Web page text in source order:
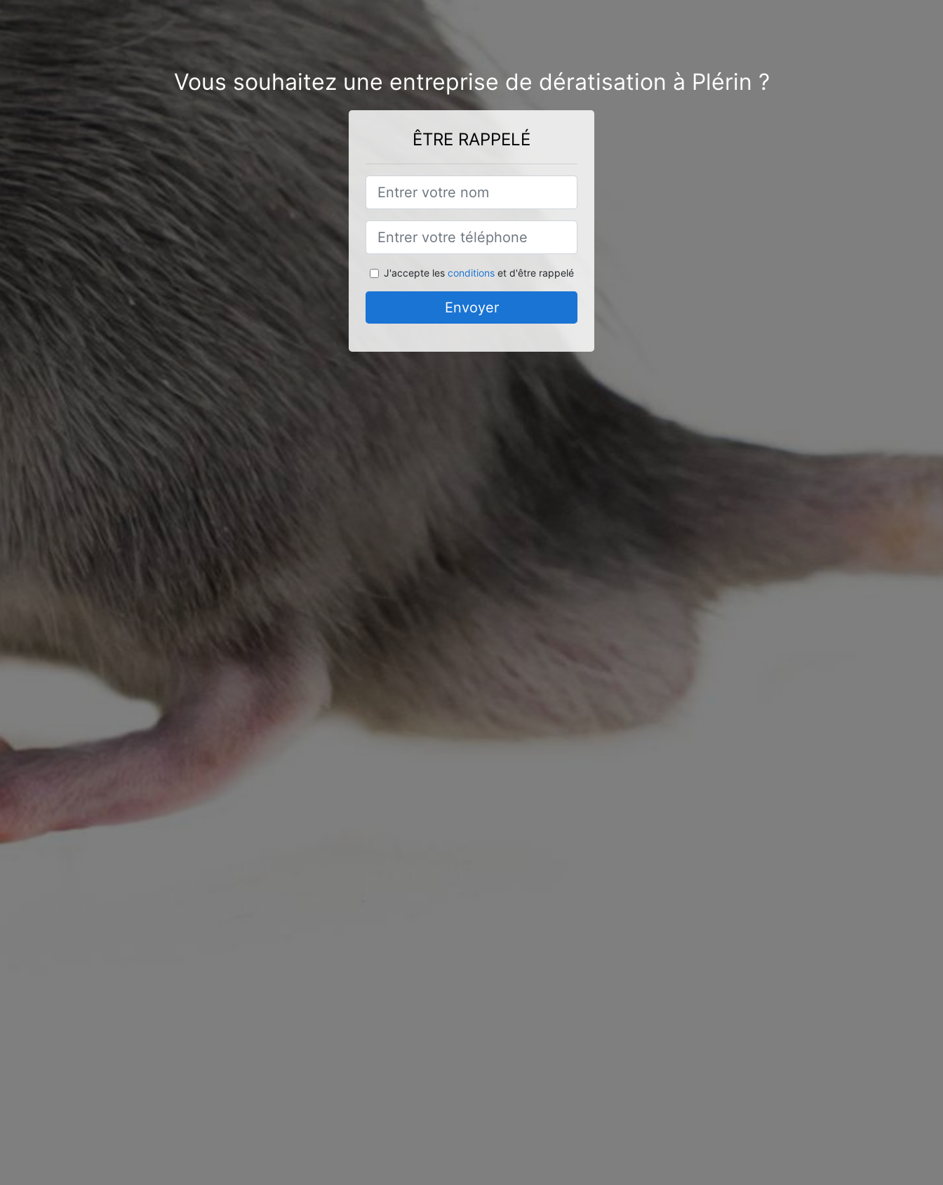
Vous souhaitez une entreprise de dératisation à Plérin ?
ÊTRE RAPPELÉ
J'accepte les conditionset d'être rappelé
Envoyer